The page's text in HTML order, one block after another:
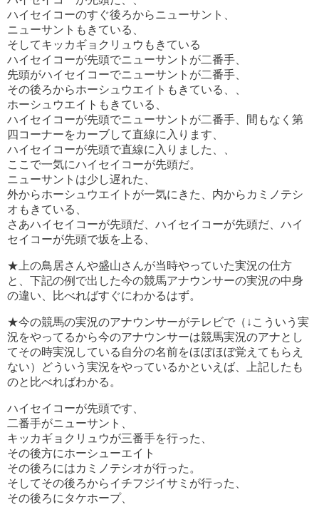
ハイセイコーのすぐ後ろからニューサント、
ニューサントもきている、
そしてキッカギョクリュウもきている
ハイセイコーが先頭でニューサントが二番手、
先頭がハイセイコーでニューサントが二番手、
その後ろからホーシュウエイトもきている、、
ホーシュウエイトもきている、
ハイセイコーが先頭でニューサントが二番手、間もなく第
四コーナーをカーブして直線に入ります、
ハイセイコーが先頭で直線に入りました、、
ここで一気にハイセイコーが先頭だ。
ニューサントは少し遅れた、
外からホーシュウエイトが一気にきた、内からカミノテシ
オもきている、
さあハイセイコーが先頭だ、ハイセイコーが先頭だ、ハイ
セイコーが先頭で坂を上る、
★上の鳥居さんや盛山さんが当時やっていた実況の仕方
と、下記の例で出した今の競馬アナウンサーの実況の中身
の違い、比べればすぐにわかるはず。
★今の競馬の実況のアナウンサーがテレビで（↓こういう実
況をやってるから今のアナウンサーは競馬実況のアナとし
てその時実況している自分の名前をほぼほぼ覚えてもらえ
ない）どういう実況をやっているかといえば、上記したも
のと比べればわかる。
ハイセイコーが先頭です、
二番手がニューサント、
キッカギョクリュウが三番手を行った、
その後方にホーシューエイト
その後ろにはカミノテシオが行った。
そしてその後ろからイチフジイサミが行った、
その後ろにタケホープ、